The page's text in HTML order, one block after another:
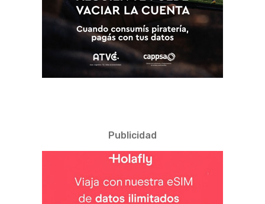
Publicidad